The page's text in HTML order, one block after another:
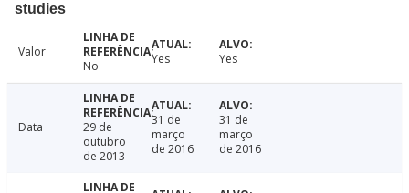
studies
Valor
No
Yes Yes
Data
29 de
outubro
de 2013
31 de
março
de 2016
31 de
março
de 2016